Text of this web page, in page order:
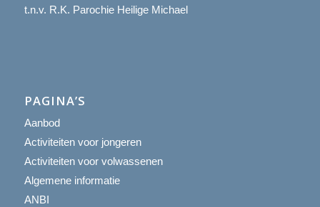
t.n.v. R.K. Parochie Heilige Michael
PAGINA’S
Aanbod
Activiteiten voor jongeren
Activiteiten voor volwassenen
Algemene informatie
ANBI